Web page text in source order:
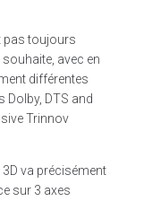
pas toujours
avec en
différentes
Dolby, DTS and
Trinnov
va précisément
sur 3 axes